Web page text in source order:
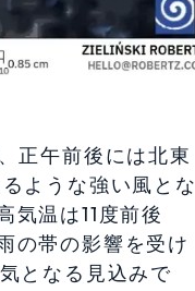
正午前後には北東
ような強い風とな
気温は11度前後
の帯の影響を受け
となる見込みで